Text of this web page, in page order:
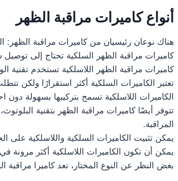
أنواع كاميرات مراقبة الظهر
هناك نوعان رئيسيان من كاميرات مراقبة الظهر:
كاميرات مراقبة الظهر السلكية تحتاج إلى توصيل
كاميرات مراقبة الظهر اللاسلكية تستخدم تقنية
تعتبر الكاميرات السلكية أكثر استقرارًا ولكن
الكاميرات اللاسلكية تسمح بتركيبها بسهولة دون
تتوفر أيضًا كاميرات مراقبة الظهر بتقنية
المراقبة.
يمكن تثبيت الكاميرات السلكية واللاسلكية
يمكن أن تكون الكاميرات اللاسلكية أكثر مرونة
بغض النظر عن النوع المختار، تعد كاميرا مراقبة